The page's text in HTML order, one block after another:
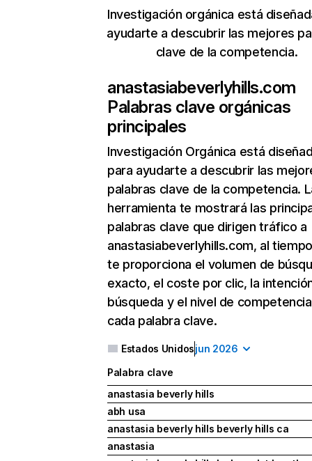
Investigación orgánica está
ayudarte a descubrir las mejores
clave de la competencia.
anastasiabeverlyhills.com
Palabras clave orgánicas
principales
Investigación Orgánica está
para ayudarte a descubrir las
palabras clave de la competencia.
herramienta te mostrará las
palabras clave que dirigen tráfico a
anastasiabeverlyhills.com, al
te proporciona el volumen de
exacto, el coste por clic, la
búsqueda y el nivel de
cada palabra clave.
Estados Unidosjun 2026
Palabra clave
anastasia beverly hills
abh usa
anastasia beverly hills beverly hills ca
anastasia